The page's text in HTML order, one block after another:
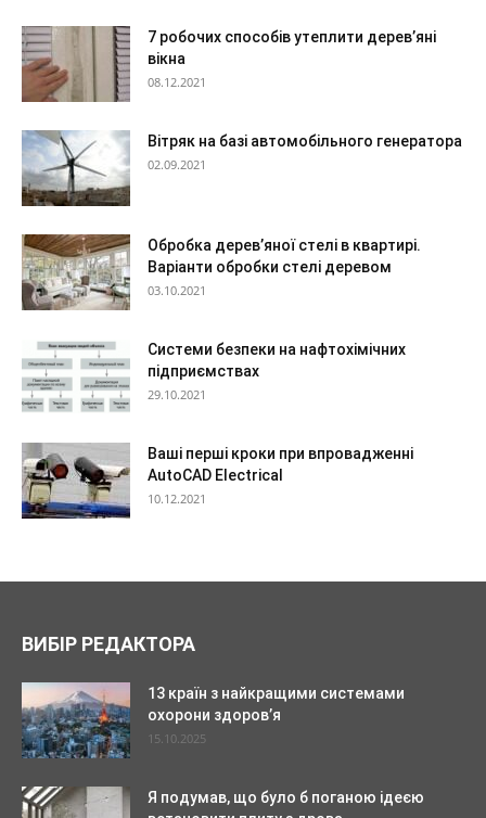
7 робочих способів утеплити дерев’яні
вікна
08.12.2021
Вітряк на базі автомобільного генератора
02.09.2021
Обробка дерев’яної стелі в квартирі.
Варіанти обробки стелі деревом
03.10.2021
Системи безпеки на нафтохімічних
підприємствах
29.10.2021
Ваші перші кроки при впровадженні
AutoCAD Electrical
10.12.2021
ВИБІР РЕДАКТОРА
13 країн з найкращими системами
охорони здоров’я
15.10.2025
Я подумав, що було б поганою ідеєю